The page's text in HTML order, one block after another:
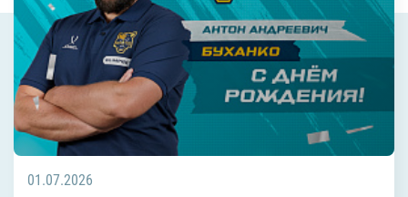
01.07.2026